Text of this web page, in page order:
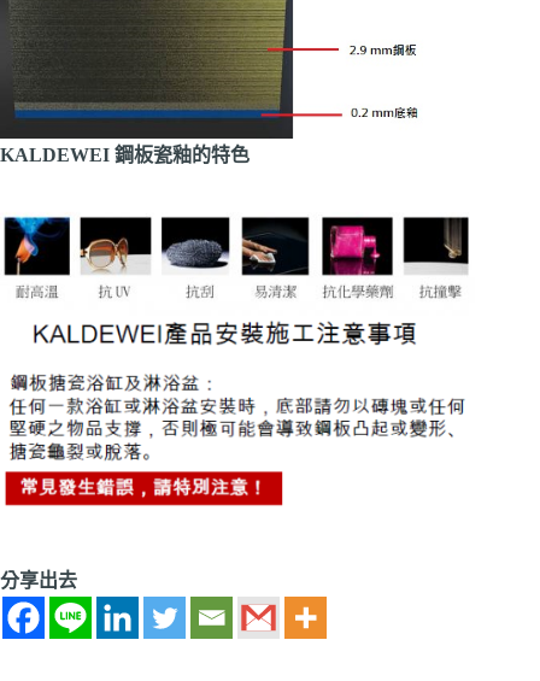
KALDEWEI 鋼板瓷釉的特色
分享出去